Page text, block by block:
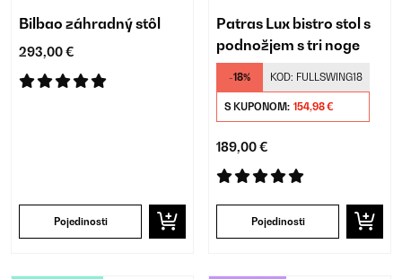
Bilbao záhradný stôl
293,00 €
Pojedinosti
Patras Lux bistro stol s
podnožjem s tri noge
-18% KOD: FULLSWING18
S KUPONOM: 154,98 €
189,00 €
Pojedinosti